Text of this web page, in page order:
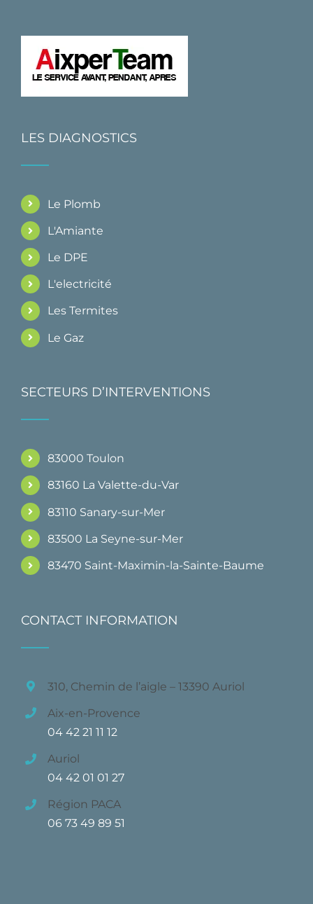
LES DIAGNOSTICS
Le Plomb
L'Amiante
Le DPE
L'electricité
Les Termites
Le Gaz
SECTEURS D’INTERVENTIONS
83000 Toulon
83160 La Valette-du-Var
83110 Sanary-sur-Mer
83500 La Seyne-sur-Mer
83470 Saint-Maximin-la-Sainte-Baume
CONTACT INFORMATION
310, Chemin de l’aigle – 13390 Auriol
Aix-en-Provence
04 42 21 11 12
Auriol
04 42 01 01 27
Région PACA
06 73 49 89 51